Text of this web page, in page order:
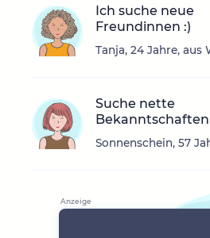
Ich suche neue
Freundinnen :)
Tanja, 24 Jahre, aus
Suche nette
Bekanntschaften
Sonnenschein, 57